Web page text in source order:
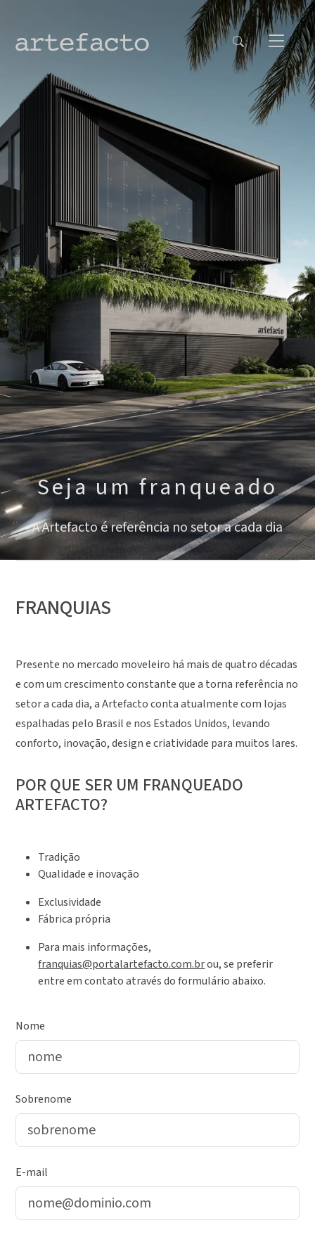
Seja um franqueado
A Artefacto é referência no setor a cada dia
FRANQUIAS
Presente no mercado moveleiro há mais de quatro décadas
e com um crescimento constante que a torna referência no
setor a cada dia, a Artefacto conta atualmente com lojas
espalhadas pelo Brasil e nos Estados Unidos, levando
conforto, inovação, design e criatividade para muitos lares.
POR QUE SER UM FRANQUEADO
ARTEFACTO?
Tradição
Qualidade e inovação
Exclusividade
Fábrica própria
Para mais informações,
franquias@portalartefacto.com.brou, se preferir
entre em contato através do formulário abaixo.
Nome
Sobrenome
E-mail